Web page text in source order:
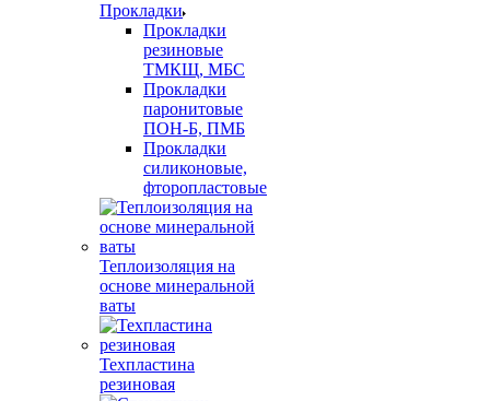
Прокладки
Прокладки
резиновые
ТМКЩ, МБС
Прокладки
паронитовые
ПОН-Б, ПМБ
Прокладки
силиконовые,
фторопластовые
Теплоизоляция на
основе минеральной
ваты
Техпластина
резиновая